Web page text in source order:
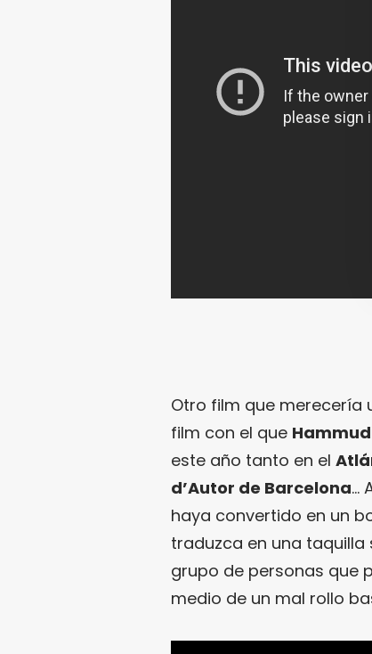
Otro film que merecería
film con el que
este año tanto en el
d’Autor de Barcelona…
haya convertido en un
traduzca en una taquilla
grupo de personas que
medio de un mal rollo